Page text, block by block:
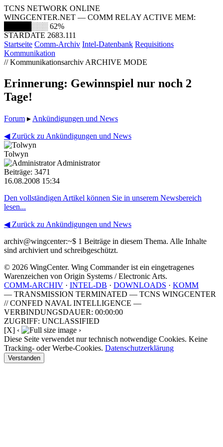
TCNS NETWORK ONLINE
WINGCENTER.NET — COMM RELAY ACTIVE MEM:
█████░░░ 62%
STARDATE 2683.111
Startseite Comm-Archiv Intel-Datenbank Requisitions
Kommunikation
// Kommunikationsarchiv ARCHIVE MODE
Erinnerung: Gewinnspiel nur noch 2
Tage!
Forum ▸ Ankündigungen und News
◀ Zurück zu Ankündigungen und News
Tolwyn
Administrator
Beiträge: 3471
16.08.2008 15:34
Den vollständigen Artikel können Sie in unserem Newsbereich
lesen...
◀ Zurück zu Ankündigungen und News
archiv@wingcenter:~$ 1 Beiträge in diesem Thema. Alle Inhalte
sind archiviert und schreibgeschützt.
© 2026 WingCenter. Wing Commander ist ein eingetragenes
Warenzeichen von Origin Systems / Electronic Arts.
COMM-ARCHIV · INTEL-DB · DOWNLOADS · KOMM
— TRANSMISSION TERMINATED — TCNS WINGCENTER
// CONFED NAVAL INTELLIGENCE —
VERBINDUNGSDAUER: 00:00:00
ZUGRIFF: UNCLASSIFIED
[X] ‹
›
Diese Seite verwendet nur technisch notwendige Cookies. Keine
Tracking- oder Werbe-Cookies. Datenschutzerklärung
Verstanden